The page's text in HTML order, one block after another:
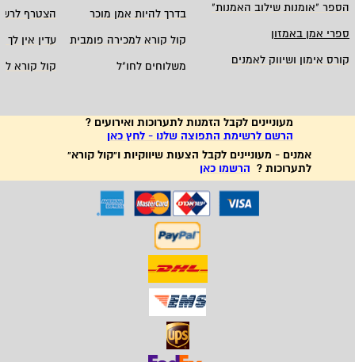
הספר "אומנות שילוב האמנות" בדרך להיות אמן מוכר
הצטרף
ספרי אמן באמזון
קול קורא למכירה פומבית
עדין אין לך
קורס אימון ושיווק לאמנים
משלוחים לחו"ל קול קורא
מעוניינים לקבל הזמנות לתערוכות ואירועים ?
הרשם לרשימת התפוצה שלנו - לחץ כאן
אמנים - מעוניינים לקבל הצעות שיווקיות ו"קול קורא"
לתערוכות ? הרשמו כאן